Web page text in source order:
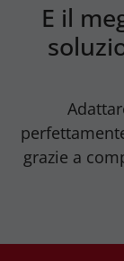
E il
grazie a